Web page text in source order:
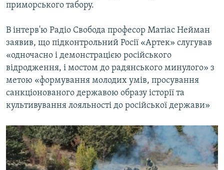
приморського табору.
В інтерв'ю Радіо Свобода професор Матіас Нейман
заявив, що підконтрольний Росії «Артек» слугував
«одночасно і демонстрацією російського
відродження, і мостом до радянського минулого» з
метою «формування молодих умів, просування
санкціонованого державою образу історії та
культивування лояльності до російської держави»